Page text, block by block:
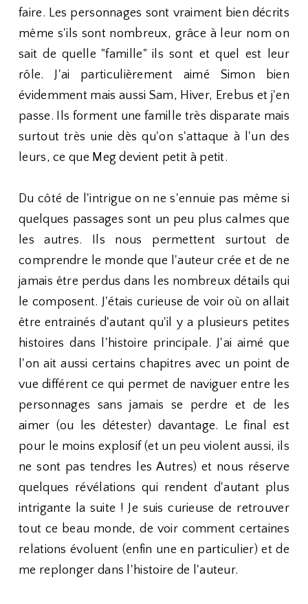
faire. Les personnages sont vraiment bien décrits
même s'ils sont nombreux, grâce à leur nom on
sait de quelle "famille" ils sont et quel est leur
rôle. J'ai particulièrement aimé Simon bien
évidemment mais aussi Sam, Hiver, Erebus et j'en
passe. Ils forment une famille très disparate mais
surtout très unie dès qu'on s'attaque à l'un des
leurs, ce que Meg devient petit à petit.
Du côté de l'intrigue on ne s'ennuie pas même si
quelques passages sont un peu plus calmes que
les autres. Ils nous permettent surtout de
comprendre le monde que l'auteur crée et de ne
jamais être perdus dans les nombreux détails qui
le composent. J'étais curieuse de voir où on allait
être entrainés d'autant qu'il y a plusieurs petites
histoires dans l'histoire principale. J'ai aimé que
l'on ait aussi certains chapitres avec un point de
vue différent ce qui permet de naviguer entre les
personnages sans jamais se perdre et de les
aimer (ou les détester) davantage. Le final est
pour le moins explosif (et un peu violent aussi, ils
ne sont pas tendres les Autres) et nous réserve
quelques révélations qui rendent d'autant plus
intrigante la suite ! Je suis curieuse de retrouver
tout ce beau monde, de voir comment certaines
relations évoluent (enfin une en particulier) et de
me replonger dans l'histoire de l'auteur.